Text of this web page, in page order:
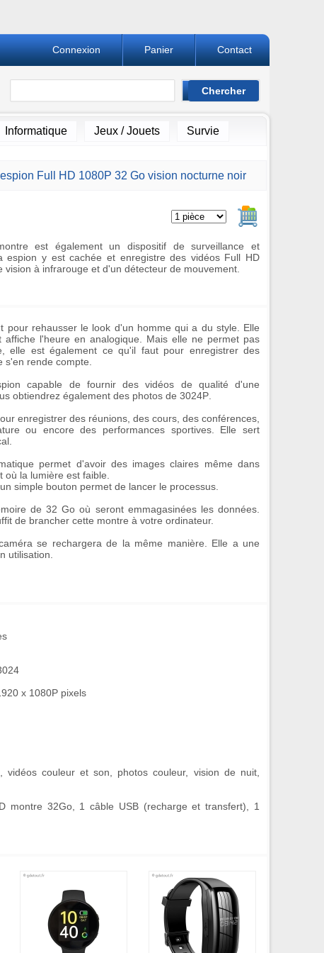
Contact
Panier
Connexion
Informatique Jeux / Jouets
Survie
Full HD 1080P 32 Go vision nocturne noir
est également un dispositif de surveillance et
espion y est cachée et enregistre des vidéos Full HD
vision à infrarouge et d'un détecteur de mouvement.
pour rehausser le look d'un homme qui a du style. Elle
l'heure en analogique. Mais elle ne permet pas
elle est également ce qu'il faut pour enregistrer des
s'en rende compte.
capable de fournir desvidéos de qualité d'une
obtiendrez également des photos de 3024P
enregistrer des réunions, des cours, des conférences,
ou encore des performances sportives. Elle sert
permet d'avoir des images claires même dans
la lumière est faible.
simple bouton permet de lancer le processus.
de 32 Go où seront emmagasinées les données.
de brancher cette montre à votre ordinateur.
se rechargera de la même manière. Elle a une
utilisation.
x 1080P pixels
vidéos couleur et son, photos couleur, vision de nuit,
montre 32Go, 1 câble USB (recharge et transfert), 1